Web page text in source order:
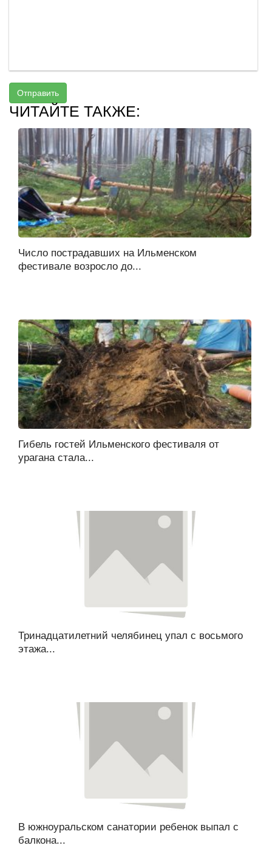
Отправить
ЧИТАЙТЕ ТАКЖЕ:
Число пострадавших на Ильменском
фестивале возросло до...
Гибель гостей Ильменского фестиваля от
урагана стала...
Тринадцатилетний челябинец упал с восьмого
этажа...
В южноуральском санатории ребенок выпал с
балкона...